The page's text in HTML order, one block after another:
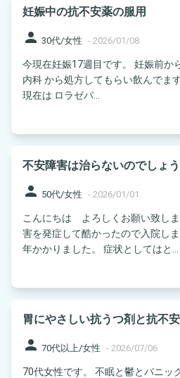
妊娠中の抗不安薬の服用
person 30代/女性 - 2026/01/08
今現在妊娠17週目です。 妊娠前か
内科 から処方してもらい飲んでます。 妊娠してから減薬
現在は ロラゼパ...
不安障害は治らないのでしょ
person 50代/女性 - 2026/01/01
こんにちは よろしくお願い致し
害を発症して酷かったので入院し
年かかりました。 症状としてはと...
胃にやさしい抗うつ剤と抗不
person 70代以上/女性 - 2026/07/06
70代女性です。 不眠と鬱とパニッ